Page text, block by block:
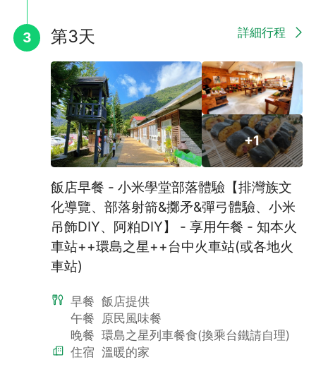
3 第3天 詳細行程
+1
飯店早餐 - 小米學堂部落體驗【排灣族文
化導覽、部落射箭&擲矛&彈弓體驗、小米
吊飾DIY、阿粕DIY】 - 享用午餐 - 知本火
車站++環島之星++台中火車站(或各地火
車站)
早餐 飯店提供
午餐
原民風味餐
晚餐 環島之星列車餐食(換乘台鐵請自理)
住宿 溫暖的家